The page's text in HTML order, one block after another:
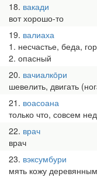
18 вакади
вот хорошо-то
19 валиаха
1. несчастье, беда,
2. опасный
20 вачиалко̄ри
шевелить, двигать
21 воасоана
только что, совсем
22 врач
врач
23 вэксумбури
мять кожу